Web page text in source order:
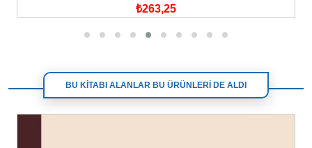
₺263,25
BU KİTABI ALANLAR BU ÜRÜNLERİ DE ALDI